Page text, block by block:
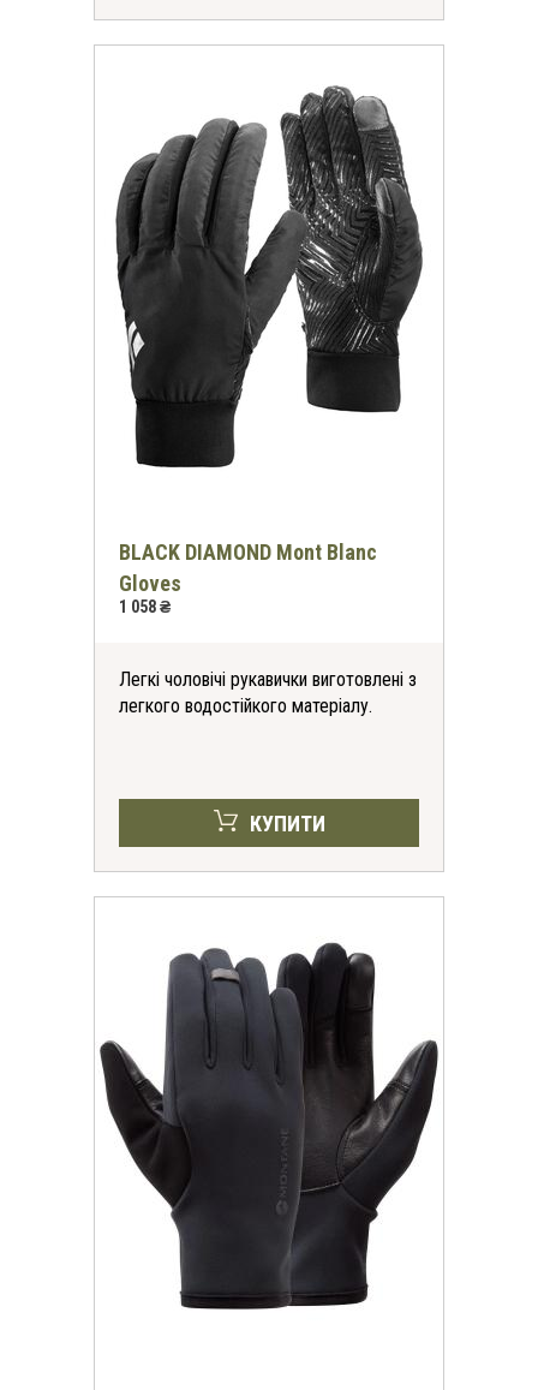
BLACK DIAMOND Mont Blanc
Gloves
1 058 ₴
Легкі чоловічі рукавички виготовлені з
легкого водостійкого матеріалу.
КУПИТИ